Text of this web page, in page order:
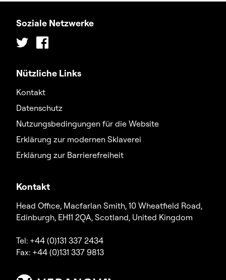
Kontakt
Head Office, Macfarlan Smith, 10 Wheatfield Road,
Edinburgh, EH11 2QA, Scotland, United Kingdom
Tel: +44 (0)131 337 2434
Fax: +44 (0)131 337 9813
Nützliche Links
Kontakt
Datenschutz
Nutzungsbedingungen für die Website
Erklärung zur modernen Sklaverei
Erklärung zur Barrierefreiheit
Soziale Netzwerke
Twitter Facebook